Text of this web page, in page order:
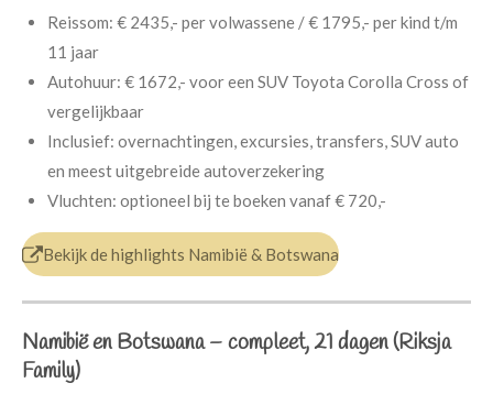
Reissom: € 2435,- per volwassene / € 1795,- per kind t/m
11 jaar
Autohuur: € 1672,- voor een SUV Toyota Corolla Cross of
vergelijkbaar
Inclusief: overnachtingen, excursies, transfers, SUV auto
en meest uitgebreide autoverzekering
Vluchten: optioneel bij te boeken vanaf € 720,-
Bekijk de highlights Namibië & Botswana
Namibië en Botswana – compleet, 21 dagen(Riksja
Family)